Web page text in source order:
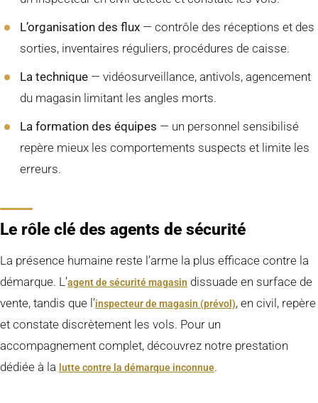
L’organisation des flux — contrôle des réceptions et des
sorties, inventaires réguliers, procédures de caisse.
La technique — vidéosurveillance, antivols, agencement
du magasin limitant les angles morts.
La formation des équipes — un personnel sensibilisé
repère mieux les comportements suspects et limite les
erreurs.
Le rôle clé des agents de sécurité
La présence humaine reste l’arme la plus efficace contre la
démarque. L’agent de sécurité magasin dissuade en surface de
vente, tandis que l’inspecteur de magasin (prévol), en civil, repère
et constate discrètement les vols. Pour un
accompagnement complet, découvrez notre prestation
dédiée à la lutte contre la démarque inconnue.